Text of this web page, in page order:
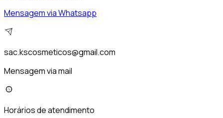
Mensagem via Whatsapp
sac.kscosmeticos@gmail.com
Mensagem via mail
Horários de atendimento